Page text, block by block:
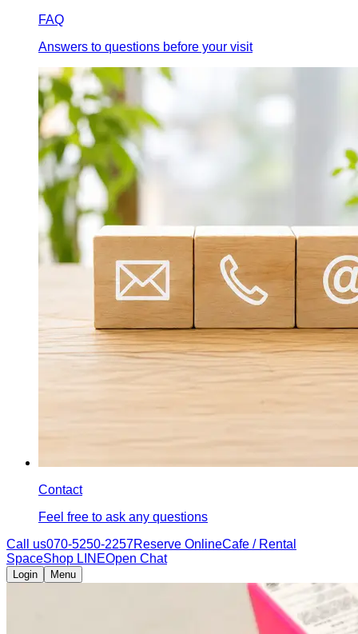
FAQ
Answers to questions before your visit
Contact
Feel free to ask any questions
Call us070-5250-2257Reserve OnlineCafe / Rental
SpaceShop LINEOpen Chat
Login Menu